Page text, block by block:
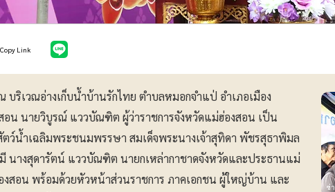
Copy Link
ริเวณอ่างเก็บน้ำบ้านรักไทย ตำบลหมอกจำแป่ อำเภอเมือง
อน นายวิบูรณ์ แววบัณฑิต ผู้ว่าราชการจังหวัดแม่ฮ่องสอน เป็น
น้ำเฉลิมพระชนมพรรษา สมเด็จพระนางเจ้าสุทิดา พัชรสุธาพิมล
นางสุดารัตน์ แววบัณฑิต นายกเหล่ากาชาดจังหวัดและประธานแม่
สอน พร้อมด้วยหัวหน้าส่วนราชการ ภาคเอกชน ผู้ใหญ่บ้าน และ
ข่